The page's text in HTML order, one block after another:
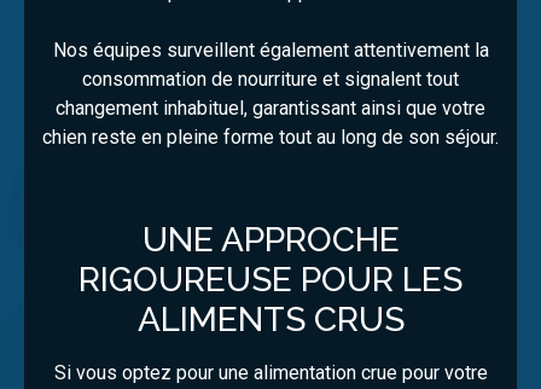
Nos équipes surveillent également attentivement la
consommation de nourriture et signalent tout
changement inhabituel, garantissant ainsi que votre
chien reste en pleine forme tout au long de son séjour.
UNE APPROCHE
RIGOUREUSE POUR LES
ALIMENTS CRUS
Si vous optez pour une alimentation crue pour votre